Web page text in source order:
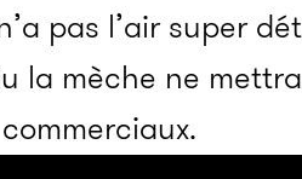
pas l’air super
la mèche ne